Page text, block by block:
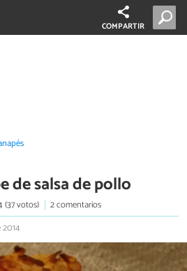
COMPARTIR
de salsa de pollo
(37 votos)
2 comentarios